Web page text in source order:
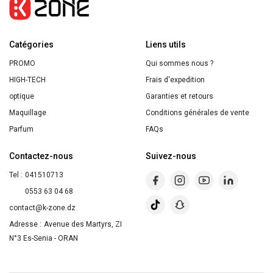
SPF
Catégories
PROMO
HIGH-TECH
optique
Maquillage
Parfum
Liens utils
Qui sommes nous ?
Frais d'expedition
Garanties et retours
Conditions générales de vente
FAQs
Contactez-nous
Tel : 041510713
0553 63 04 68
contact@k-zone.dz
Adresse : Avenue des Martyrs, ZI
N°3 Es-Senia - ORAN
Suivez-nous